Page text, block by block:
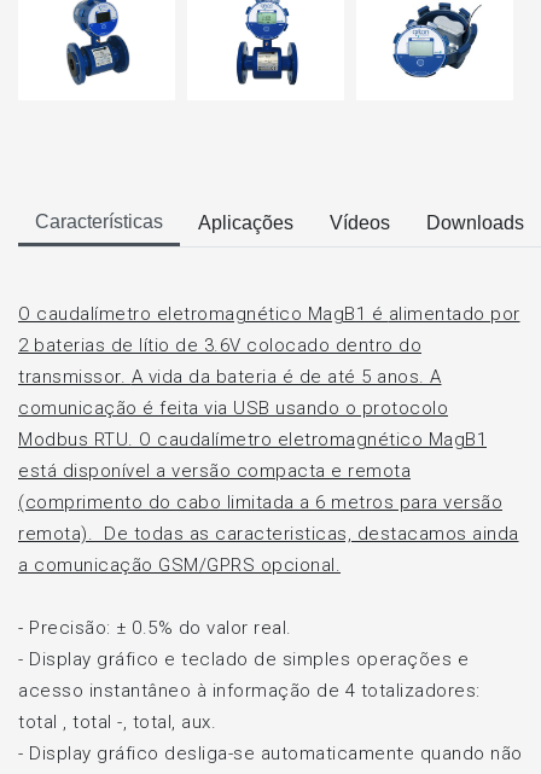
Características Aplicações Vídeos Downloads
O caudalímetro eletromagnético MagB1 é alimentado por
2 baterias de lítio de 3.6V colocado dentro do
transmissor. A vida da bateria é de até 5 anos. A
comunicação é feita via USB usando o protocolo
Modbus RTU. O caudalímetro eletromagnético MagB1
está disponível a versão compacta e remota
(comprimento do cabo limitada a 6 metros para versão
remota). De todas as caracteristicas, destacamos ainda
a comunicação GSM/GPRS opcional.
- Precisão: ± 0.5% do valor real.
- Display gráfico e teclado de simples operações e
acesso instantâneo à informação de 4 totalizadores:
total , total -, total, aux.
- Display gráfico desliga-se automaticamente quando não